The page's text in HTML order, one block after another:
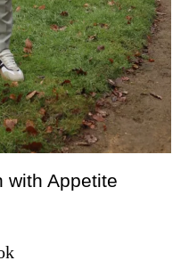
with Appetite